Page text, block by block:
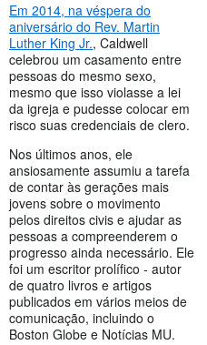
Em 2014, na véspera do
aniversário do Rev. Martin
Luther King Jr., Caldwell
celebrou um casamento entre
pessoas do mesmo sexo,
mesmo que isso violasse a lei
da igreja e pudesse colocar em
risco suas credenciais de clero.
Nos últimos anos, ele
ansiosamente assumiu a tarefa
de contar às gerações mais
jovens sobre o movimento
pelos direitos civis e ajudar as
pessoas a compreenderem o
progresso ainda necessário. Ele
foi um escritor prolífico - autor
de quatro livros e artigos
publicados em vários meios de
comunicação, incluindo o
Boston Globe e Notícias MU.